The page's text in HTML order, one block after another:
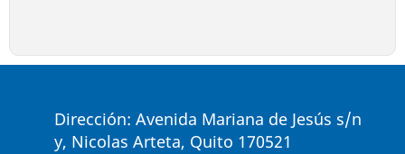
Dirección: Avenida Mariana de Jesús s/n
y, Nicolas Arteta, Quito 170521